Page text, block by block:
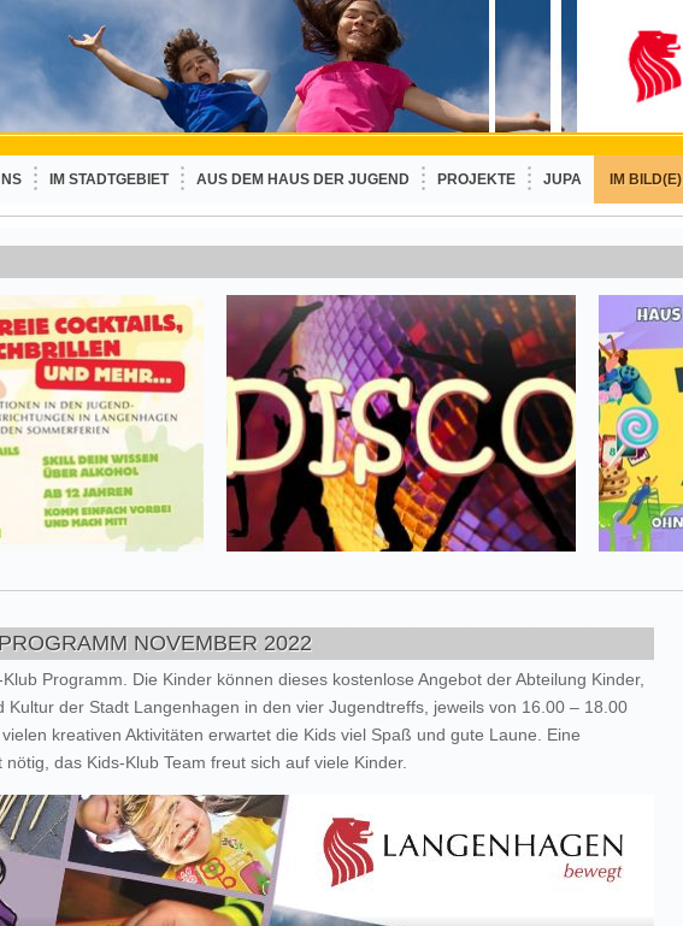
IM STADTGEBIET AUS DEM HAUS DER JUGEND PROJEKTE JUPA IM BILD(E)
NOVEMBER 2022
Programm. Die Kinder können dieses kostenlose Angebot der Abteilung Kinder,
Kultur der Stadt Langenhagen in den vier Jugendtreffs, jeweils von 16.00 – 18.00
kreativen Aktivitäten erwartet die Kids viel Spaß und gute Laune. Eine
das Kids-Klub Team freut sich auf viele Kinder.